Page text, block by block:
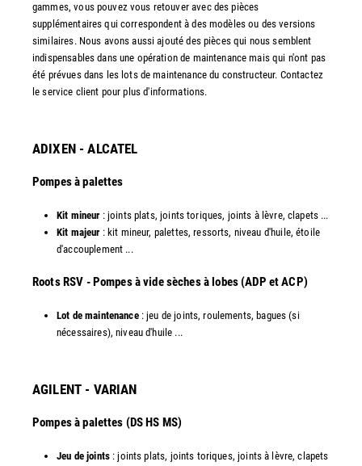
gammes, vous pouvez vous retouver avec des pièces
supplémentaires qui correspondent à des modèles ou des versions
similaires. Nous avons aussi ajouté des pièces qui nous semblent
indispensables dans une opération de maintenance mais qui n'ont pas
été prévues dans les lots de maintenance du constructeur. Contactez
le service client pour plus d'informations.
ADIXEN - ALCATEL
Pompes à palettes
Kit mineur : joints plats, joints toriques, joints à lèvre, clapets ...
Kit majeur : kit mineur, palettes, ressorts, niveau d'huile, étoile
d'accouplement ...​
​Roots RSV - Pompes à vide sèches à lobes (ADP et ACP)
Lot de maintenance: jeu de joints, roulements, bagues (si
nécessaires), niveau d'huile ...​
AGILENT - VARIAN
Pompes à palettes (DS HS MS)
Jeu de joints : joints plats, joints toriques, joints à lèvre, clapets